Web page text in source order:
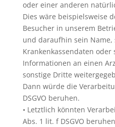
oder einer anderen
Dies wäre beispielsweise
Besucher in unserem
und daraufhin sein Name,
Krankenkassendaten
Informationen an einen
sonstige Dritte
Dann würde die
DSGVO beruhen.
• Letztlich könnten
Abs. 1 lit. f DSGVO